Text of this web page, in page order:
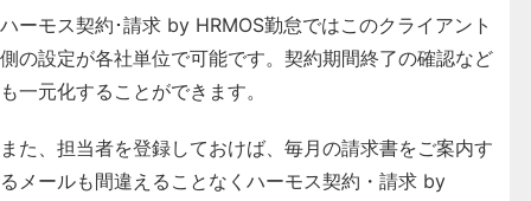
ハーモス契約･請求 by HRMOS勤怠ではこのクライアント
側の設定が各社単位で可能です。契約期間終了の確認など
も一元化することができます。
また、担当者を登録しておけば、毎月の請求書をご案内す
るメールも間違えることなくハーモス契約・請求 by